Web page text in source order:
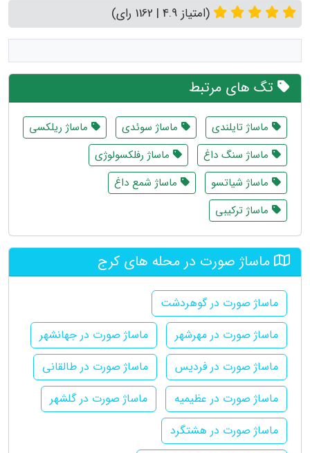
(امتیاز 4.9 | 1162 رای)
تگ های مرتبط
ماساژ تایلندی ماساژ سوئدی
ماساژ ریلکسی
ماساژ سنگ داغ
ماساژ رفلکسولوژی
ماساژ شیاتسو
ماساژ شمع داغ
ماساژ ترکیبی
ماساژ صورت در محله های کرج
ماساژ صورت در گوهردشت
ماساژ صورت در مهرشهر
ماساژ صورت در جهانشهر
ماساژ صورت در فردیس
ماساژ صورت در طالقانی
ماساژ صورت در عظیمیه
ماساژ صورت در گلشهر
ماساژ صورت در هشتگرد